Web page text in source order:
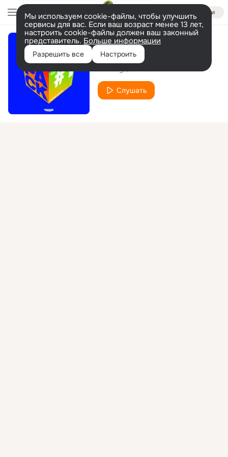
Войти
Мы используем cookie-файлы, чтобы улучшить
сервисы для вас. Если ваш возраст менее 13 лет,
настроить cookie-файлы должен ваш законный
представитель. Больше информации
Разрешить все Настроить
Believe
Слушать